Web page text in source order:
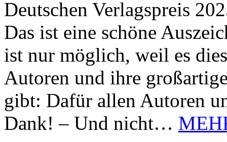
Deutschen Verlagspreis
Das ist eine schöne
ist nur möglich, weil es
Autoren und ihre
gibt: Dafür allen Autoren
Dank! – Und nicht…